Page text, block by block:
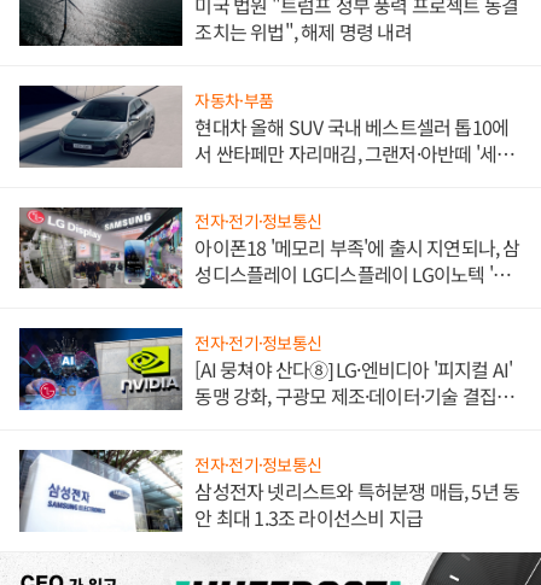
조치는 위법", 해제 명령 내려
자동차·부품
현대차 올해 SUV 국내 베스트셀러 톱10에
서 싼타페만 자리매김, 그랜저·아반떼 '세단
전자·전기·정보통신
아이폰18 '메모리 부족'에 출시 지연되나, 삼
성디스플레이 LG디스플레이 LG이노텍 '탈
전자·전기·정보통신
[AI 뭉쳐야 산다⑧] LG·엔비디아 '피지컬 AI'
동맹 강화, 구광모 제조·데이터·기술 결집
전자·전기·정보통신
삼성전자 넷리스트와 특허분쟁 매듭, 5년 동
안 최대 1.3조 라이선스비 지급